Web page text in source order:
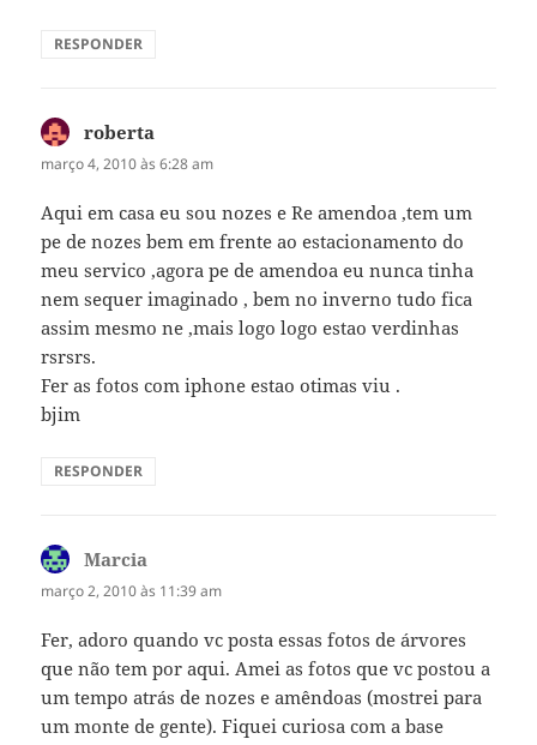
RESPONDER
roberta
março 4, 2010 às 6:28 am
Aqui em casa eu sou nozes e Re amendoa ,tem um
pe de nozes bem em frente ao estacionamento do
meu servico ,agora pe de amendoa eu nunca tinha
nem sequer imaginado , bem no inverno tudo fica
assim mesmo ne ,mais logo logo estao verdinhas
rsrsrs.
Fer as fotos com iphone estao otimas viu .
bjim
RESPONDER
Marcia
março 2, 2010 às 11:39 am
Fer, adoro quando vc posta essas fotos de árvores
que não tem por aqui. Amei as fotos que vc postou a
um tempo atrás de nozes e amêndoas (mostrei para
um monte de gente). Fiquei curiosa com a base